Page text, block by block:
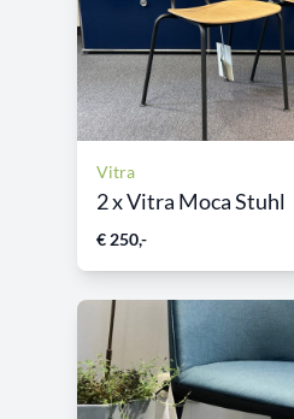
Vitra
2 x Vitra Moca Stuhl
€ 250,-